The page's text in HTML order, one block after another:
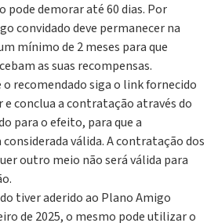
pode demorar até 60 dias. Por
convidado deve permanecer na
mínimo de 2 meses para que
as suas recompensas.
o recomendado siga o link fornecido
conclua a contratação através do
para o efeito, para que a
válida. A contratação dos
outro meio não será válida para
tiver aderido ao Plano Amigo
de 2025, o mesmo pode utilizar o